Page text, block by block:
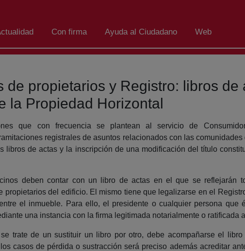
Con firma Ayuda al Ciudadano Web
de propietarios y Registro: libros
la Propiedad Horizontal
que con frecuencia se plantean al servicio de
registrales de asuntos relacionados con las
libros de actas y la inscripción de una modificación del título
deben contar con un libro de actas en el que se reflejarán
propietarios del edificio. El mismo tiene que legalizarse en el
el inmueble. Para ello, el presidente o cualquier persona que
una instancia con la firma legitimada notarialmente o ratificada
trate de un sustituir un libro por otro, debe acompañarse el
casos de pérdida o sustracción será preciso además acreditar